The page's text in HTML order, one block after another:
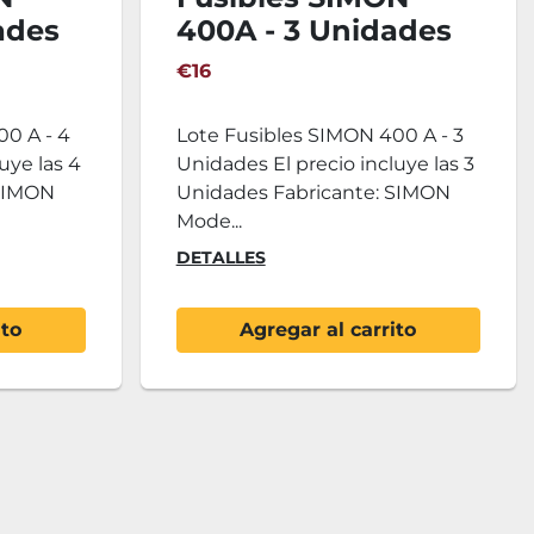
A - 4
las 4
400A - 3 Unidades
€16
Lote Fusibles SIMON 400 A - 3
Unidades El precio incluye las 3
Unidades Fabricante: SIMON
Mode...
DETALLES
Agregar al carrito